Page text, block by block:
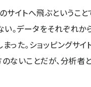
サイトへ飛ぶというこ
。データをそれぞれか
った。ショッピングサ
ないことだが、分析者